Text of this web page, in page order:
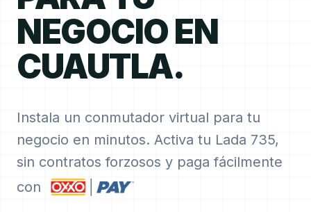
NEGOCIO EN
CUAUTLA.
Instala un conmutador virtual para tu
negocio en minutos. Activa tu Lada 735,
sin contratos forzosos y paga fácilmente
con